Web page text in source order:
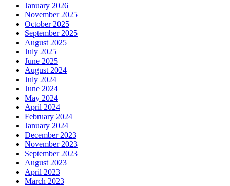
January 2026
November 2025
October 2025
September 2025
August 2025
July 2025
June 2025
August 2024
July 2024
June 2024
May 2024
April 2024
February 2024
January 2024
December 2023
November 2023
September 2023
August 2023
April 2023
March 2023